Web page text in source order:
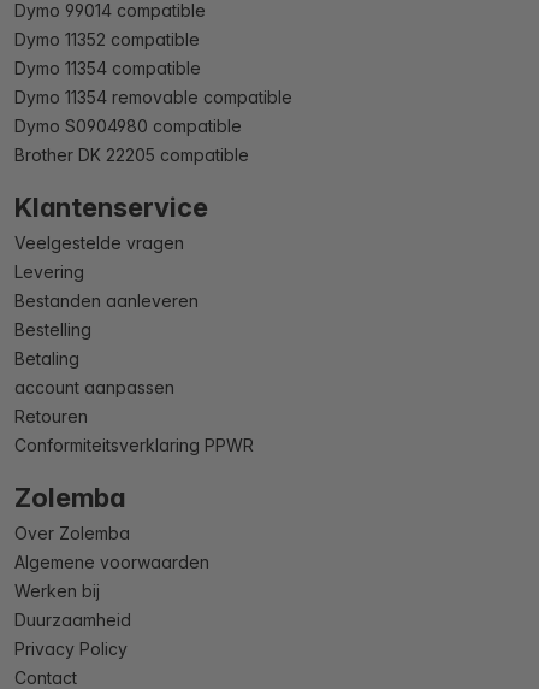
Dymo 99014 compatible
Dymo 11352 compatible
Dymo 11354 compatible
Dymo 11354 removable compatible
Dymo S0904980 compatible
Brother DK 22205 compatible
Klantenservice
Veelgestelde vragen
Levering
Bestanden aanleveren
Bestelling
Betaling
account aanpassen
Retouren
Conformiteitsverklaring PPWR
Zolemba
Over Zolemba
Algemene voorwaarden
Werken bij
Duurzaamheid
Privacy Policy
Contact